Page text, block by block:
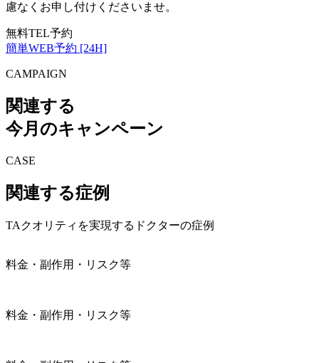
慮なくお申し付けくださいませ。
無料TEL予約
簡単WEB予約 [24H]
CAMPAIGN
関連する
今月のキャンペーン
CASE
関連する症例
TAクオリティを実現するドクターの症例
料金・副作用・リスク等
料金・副作用・リスク等